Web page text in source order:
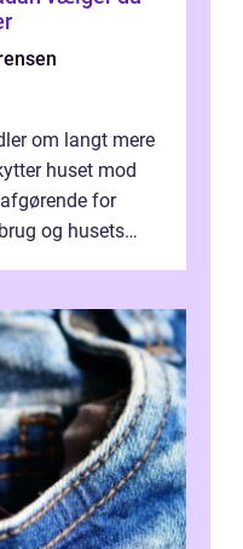
om langt mere
huset mod
for
og husets